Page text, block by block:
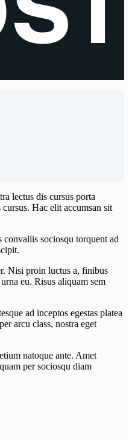
lectus dis cursus porta
Hac elit accumsan sit
sociosqu torquent ad
Nisi proin luctus a, finibus
eu. Risus aliquam sem
ad inceptos egestas platea
arcu class, nostra eget
natoque ante. Amet
per sociosqu diam